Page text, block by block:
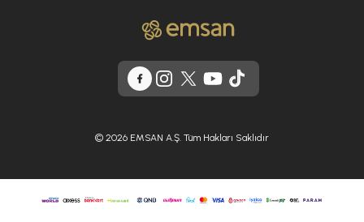
© 2026 EMSAN A.Ş. Tüm Hakları Saklıdır